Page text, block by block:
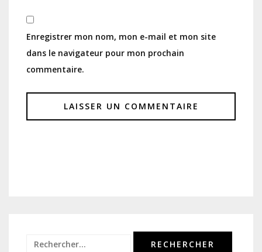
Enregistrer mon nom, mon e-mail et mon site
dans le navigateur pour mon prochain
commentaire.
Rechercher :